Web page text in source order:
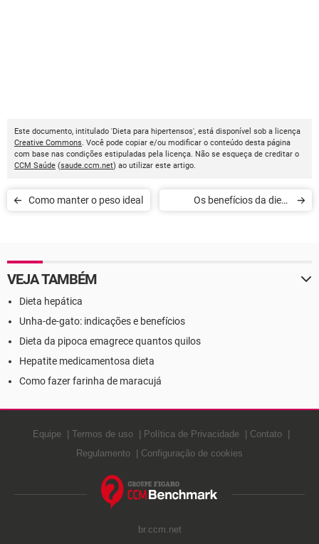
Este documento, intitulado 'Dieta para hipertensos', está disponível sob a licença
Creative Commons. Você pode copiar e/ou modificar o conteúdo desta página
com base nas condições estipuladas pela licença. Não se esqueça de creditar o
CCM Saúde (saude.ccm.net) ao utilizar este artigo.
Como manter o peso ideal
Os benefícios da dieta
VEJA TAMBÉM
Dieta hepática
Unha-de-gato: indicações e benefícios
Dieta da pipoca emagrece quantos quilos
Hepatite medicamentosa dieta
Como fazer farinha de maracujá
Equipe Termos de uso Política de Privacidade
Contato
Regulamento
Configuração de cookies
br.ccm.net